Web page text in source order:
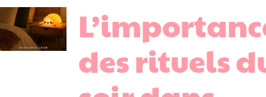
des rituels